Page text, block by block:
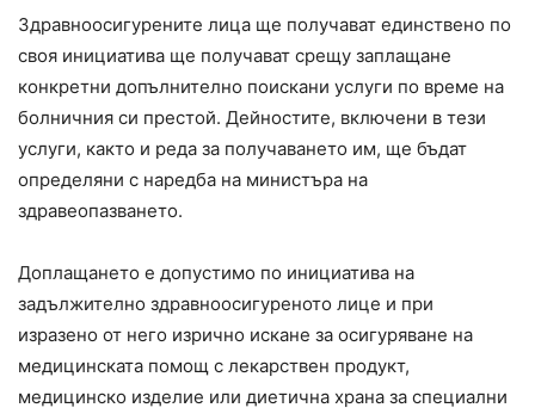
Здравноосигурените лица ще получават единствено по
своя инициатива ще получават срещу заплащане
конкретни допълнително поискани услуги по време на
болничния си престой. Дейностите, включени в тези
услуги, както и реда за получаването им, ще бъдат
определяни с наредба на министъра на
здравеопазването.
Доплащането е допустимо по инициатива на
задължително здравноосигуреното лице и при
изразено от него изрично искане за осигуряване на
медицинската помощ с лекарствен продукт,
медицинско изделие или диетична храна за специални